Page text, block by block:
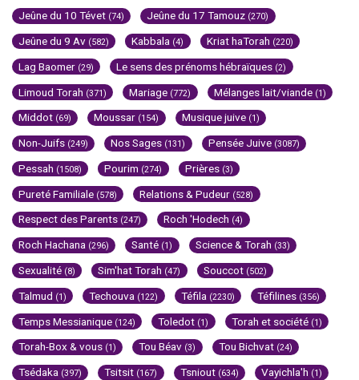
Jeûne du 10 Tévet (74) Jeûne du 17 Tamouz (270)
Jeûne du 9 Av (582) Kabbala (4) Kriat haTorah (220)
Lag Baomer (29) Le sens des prénoms hébraïques (2)
Limoud Torah (371) Mariage (772) Mélanges lait/viande (1)
Middot (69) Moussar (154) Musique juive (1)
Non-Juifs (249) Nos Sages (131) Pensée Juive (3087)
Pessah (1508) Pourim (274) Prières (3)
Pureté Familiale (578) Relations & Pudeur (528)
Respect des Parents (247) Roch 'Hodech (4)
Roch Hachana (296) Santé (1) Science & Torah (33)
Sexualité (8) Sim'hat Torah (47) Souccot (502)
Talmud (1) Techouva (122) Téfila (2230) Téfilines (356)
Temps Messianique (124) Toledot (1) Torah et société (1)
Torah-Box & vous (1) Tou Béav (3) Tou Bichvat (24)
Tsédaka (397) Tsitsit (167) Tsniout (634) Vayichla'h (1)